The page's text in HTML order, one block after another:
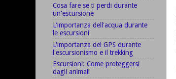
Cosa fare se ti perdi durante
un'escursione
L'importanza dell'acqua durante
le escursioni
L'importanza del GPS durante
l'escursionismo e il trekking
Escursioni: Come proteggersi
dagli animali